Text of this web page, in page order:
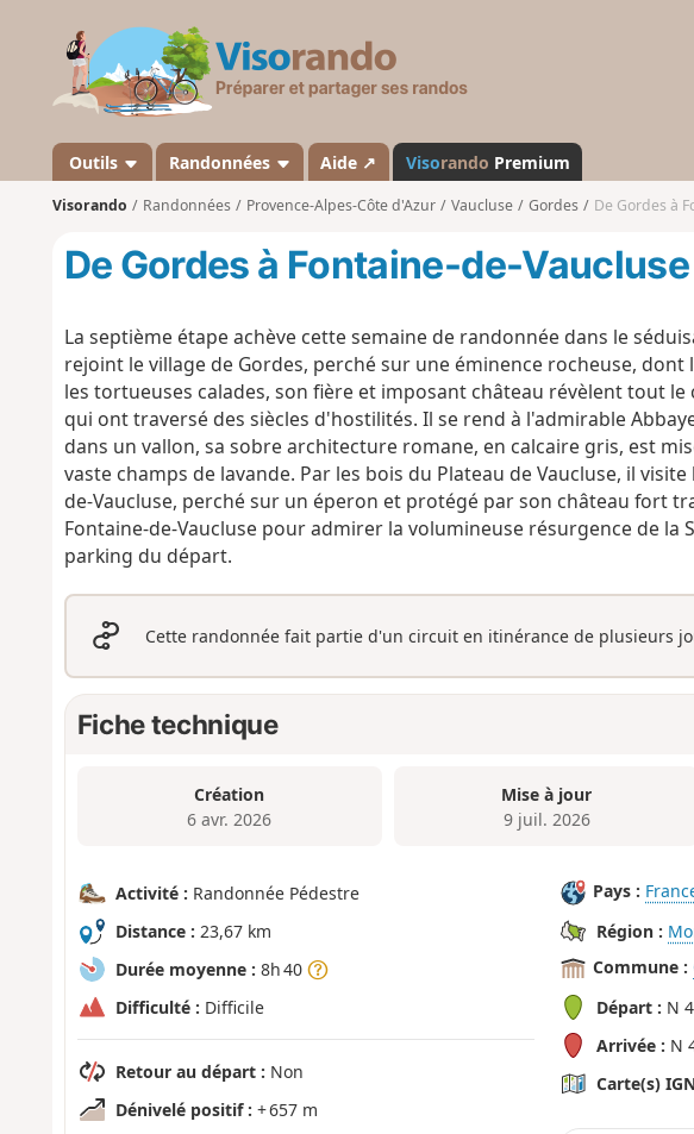
s
a
n
d
Outils Randonnées Aide ↗ Visorando Premium
Visorando Randonnées Provence-Alpes-Côte d'Azur Vaucluse Gordes De Gordes à
De Gordes à Fontaine-de-Vaucluse
La septième étape achève cette semaine de randonnée dans le
rejoint le village de Gordes, perché sur une éminence rocheuse,
les tortueuses calades, son fière et imposant château révèlent tout le
qui ont traversé des siècles d'hostilités. Il se rend à l'admirable
dans un vallon, sa sobre architecture romane, en calcaire gris, est
vaste champs de lavande. Par les bois du Plateau de Vaucluse, il
de-Vaucluse, perché sur un éperon et protégé par son château fort
Fontaine-de-Vaucluse pour admirer la volumineuse résurgence de la
parking du départ.
Cette randonnée fait partie d'un circuit en itinérance de plusieurs
Fiche technique
Création
6 avr. 2026
Mise à jour
9 juil. 2026
Activité : Randonnée Pédestre
Distance : 23,67 km
Durée moyenne : 8h 40
Difficulté : Difficile
Retour au départ : Non
Dénivelé positif : + 657 m
Pays :
Région :
Commune :
Départ : N
Arrivée : N
Carte(s)